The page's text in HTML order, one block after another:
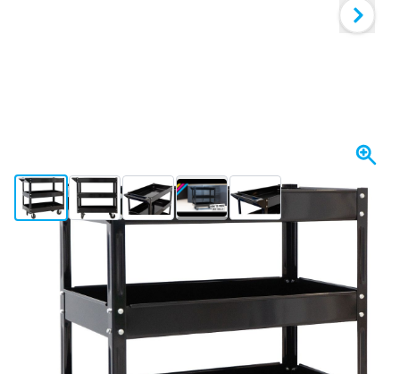
View larger imageView larger imageView larger imageView larger imageView larger image
Expédié aujourd'hui
26€ TTC
Quantité
Ajouter au panier